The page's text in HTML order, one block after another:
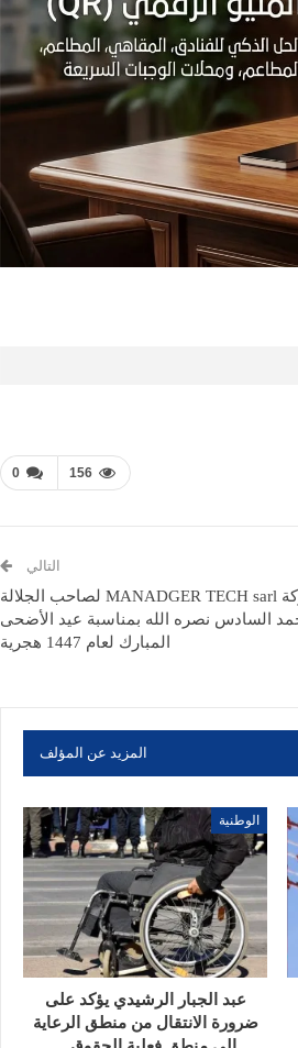
0 156
التالي
تهنئة شركة MANADGER TECH sarl لصاحب الجلالة
السادس نصره الله بمناسبة عيد الأضحى
المبارك لعام 1447 هجرية
المزيد عن المؤلف
الوطنية
عبد الجبار الرشيدي يؤكد على
ضرورة الانتقال من منطق الرعاية